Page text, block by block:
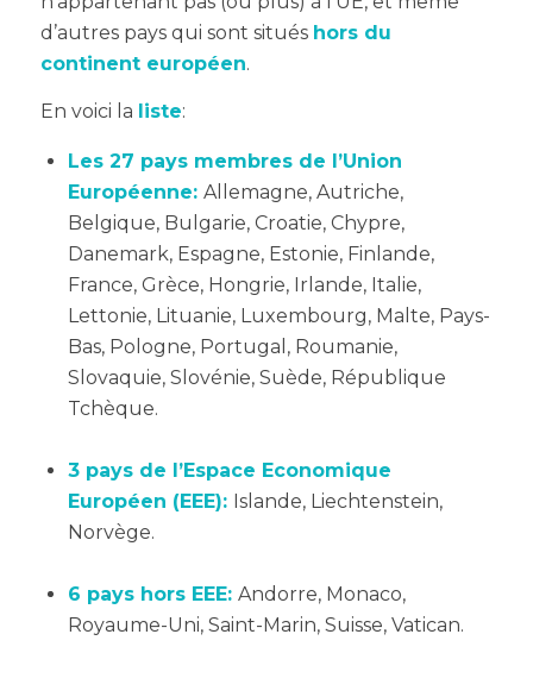
d’autres pays qui sont situés hors du
continent européen.
En voici la liste:
Les 27 pays membres de l’Union
Européenne: Allemagne, Autriche,
Belgique, Bulgarie, Croatie, Chypre,
Danemark, Espagne, Estonie, Finlande,
France, Grèce, Hongrie, Irlande, Italie,
Lettonie, Lituanie, Luxembourg, Malte, Pays-
Bas, Pologne, Portugal, Roumanie,
Slovaquie, Slovénie, Suède, République
Tchèque.
3 pays de l’Espace Economique
Européen (EEE): Islande, Liechtenstein,
Norvège.
6 pays hors EEE: Andorre, Monaco,
Royaume-Uni, Saint-Marin, Suisse, Vatican.